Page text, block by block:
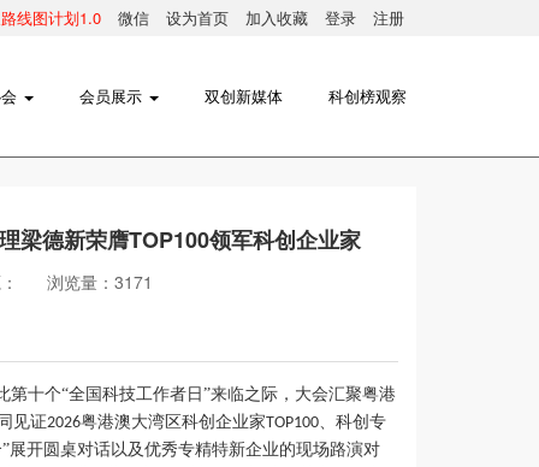
线图计划1.0 微信 设为首页 加入收藏 登录 注册
会员展示 双创新媒体 科创榜观察
梁德新荣膺TOP100领军科创企业家
浏览量：3171
十个“全国科技工作者日”来临之际，大会汇聚粤港
见证2026粤港澳大湾区科创企业家TOP100、科创专
展开圆桌对话以及优秀专精特新企业的现场路演对